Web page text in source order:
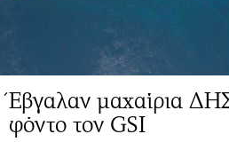
Έβγαλαν μαχαίρια
φόντο τον GSI